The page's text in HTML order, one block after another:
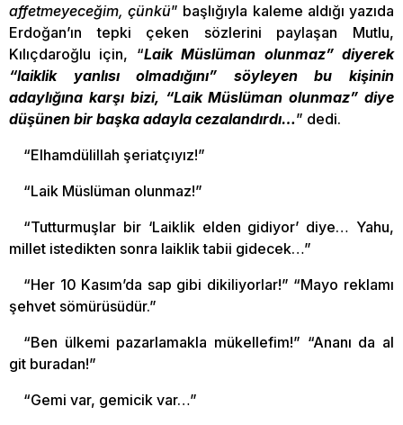
affetmeyeceğim, çünkü” başlığıyla kaleme aldığı yazıda
Erdoğan’ın tepki çeken sözlerini paylaşan Mutlu,
Kılıçdaroğlu için, “Laik Müslüman olunmaz” diyerek
“laiklik yanlısı olmadığını” söyleyen bu kişinin
adaylığına karşı bizi, “Laik Müslüman olunmaz” diye
düşünen bir başka adayla cezalandırdı…” dedi.
“Elhamdülillah şeriatçıyız!”
“Laik Müslüman olunmaz!”
“Tutturmuşlar bir ‘Laiklik elden gidiyor’ diye… Yahu,
millet istedikten sonra laiklik tabii gidecek…”
“Her 10 Kasım’da sap gibi dikiliyorlar!” “Mayo reklamı
şehvet sömürüsüdür.”
“Ben ülkemi pazarlamakla mükellefim!” “Ananı da al
git buradan!”
“Gemi var, gemicik var…”